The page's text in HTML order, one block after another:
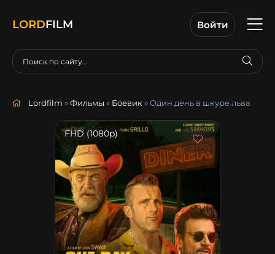
LORDFILM Войти
Lordfilm »Фильмы » Боевик » Один день в шкуре льва
FHD (1080p)